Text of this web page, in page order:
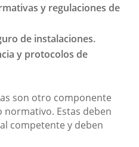
y regulaciones de
de instalaciones.
y protocolos de
son otro componente
Estas deben
competente y deben